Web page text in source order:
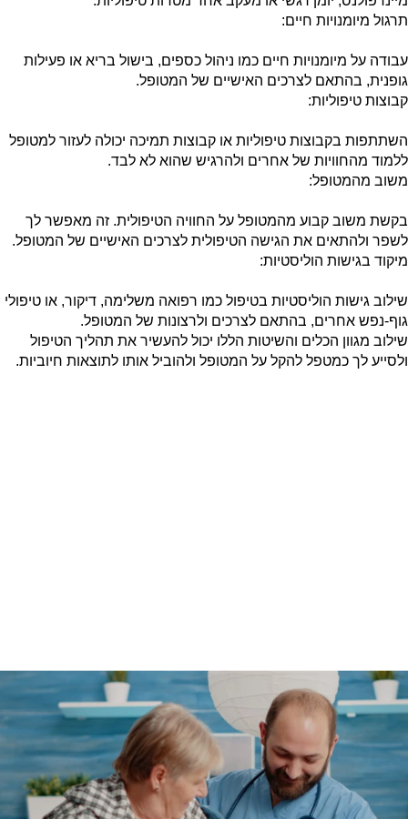
תרגול מיומנויות חיים:
עבודה על מיומנויות חיים כמו ניהול כספים, בישול בריא או פעילות
גופנית, בהתאם לצרכים האישיים של המטופל.
קבוצות טיפוליות:
השתתפות בקבוצות טיפוליות או קבוצות תמיכה יכולה לעזור למטופל
ללמוד מהחוויות של אחרים ולהרגיש שהוא לא לבד.
משוב מהמטופל:
בקשת משוב קבוע מהמטופל על החוויה הטיפולית. זה מאפשר לך
לשפר ולהתאים את הגישה הטיפולית לצרכים האישיים של המטופל.
מיקוד בגישות הוליסטיות:
שילוב גישות הוליסטיות בטיפול כמו רפואה משלימה, דיקור, או טיפולי
גוף-נפש אחרים, בהתאם לצרכים ולרצונות של המטופל.
שילוב מגוון הכלים והשיטות הללו יכול להעשיר את תהליך הטיפול
ולסייע לך כמטפל להקל על המטופל ולהוביל אותו לתוצאות חיוביות.